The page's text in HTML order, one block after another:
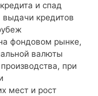
и спад
выдачи кредитов
фондовом рынке,
валюты
при
мест и рост